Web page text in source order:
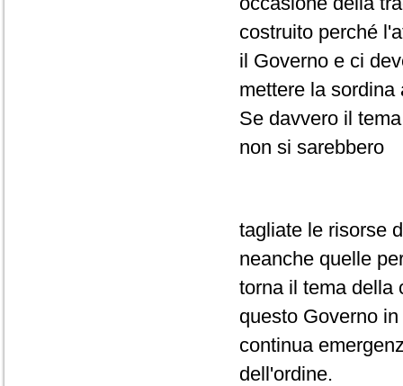
costruito perché
il Governo e ci
mettere la
Se davvero il
non si sarebbero
tagliate le risorse
neanche quelle
torna il tema della
questo Governo
continua
dell'ordine.